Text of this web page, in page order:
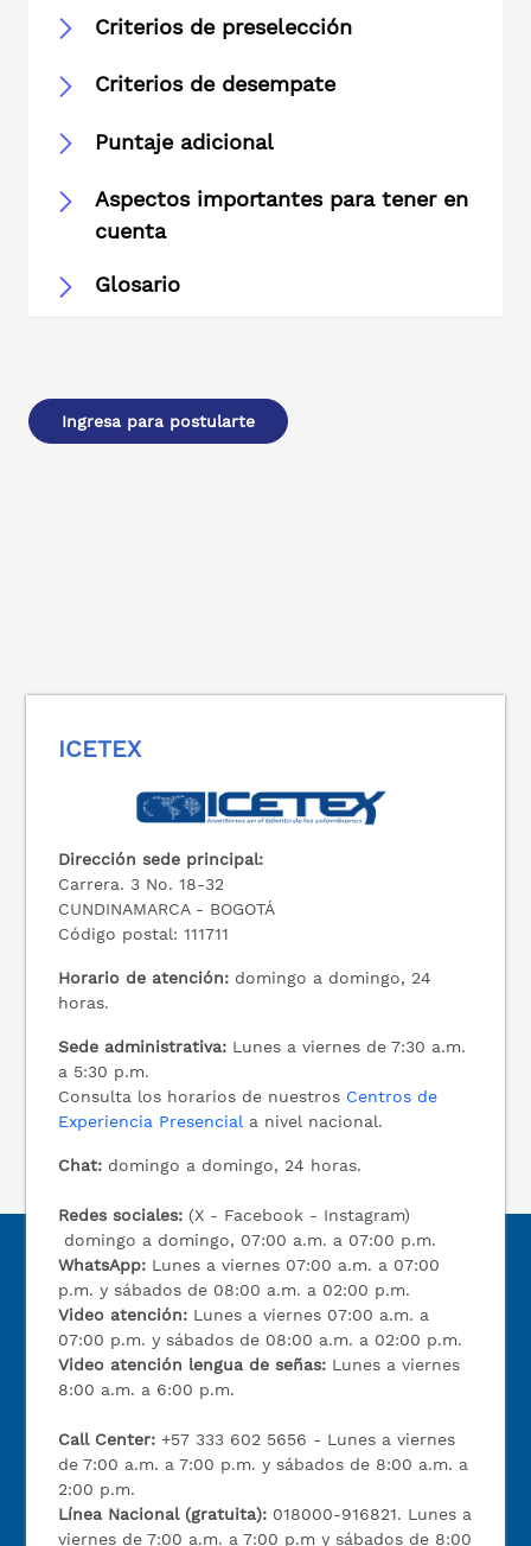
Criterios de preselección
Criterios de desempate
Puntaje adicional
Aspectos importantes para tener en
cuenta
Glosario
Ingresa para postularte
ICETEX
Dirección sede principal:
Carrera. 3 No. 18-32
CUNDINAMARCA - BOGOTÁ
Código postal: 111711
Horario de atención: domingo a domingo, 24
horas.
Sede administrativa: Lunes a viernes de 7:30 a.m.
a 5:30 p.m.
Consulta los horarios de nuestros Centros de
Experiencia Presencial a nivel nacional.
Chat: domingo a domingo, 24 horas.
Redes sociales: (X - Facebook - Instagram)
domingo a domingo, 07:00 a.m. a 07:00 p.m.
WhatsApp: Lunes a viernes 07:00 a.m. a 07:00
p.m. y sábados de 08:00 a.m. a 02:00 p.m.
Video atención: Lunes a viernes 07:00 a.m. a
07:00 p.m. y sábados de 08:00 a.m. a 02:00 p.m.
Video atención lengua de señas: Lunes a viernes
8:00 a.m. a 6:00 p.m.
Call Center:+57 333 602 5656 - Lunes a viernes
de 7:00 a.m. a 7:00 p.m. y sábados de 8:00 a.m. a
2:00 p.m.
Línea Nacional (gratuita): 018000-916821. Lunes a
viernes de 7:00 a.m. a 7:00 p.m y sábados de 8:00